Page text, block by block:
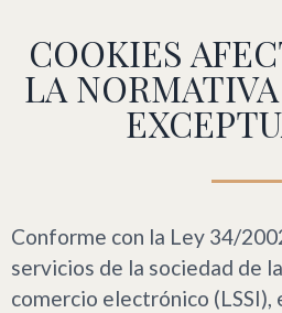
COOKIES
LA
Conforme con la Ley 34/
servicios de la sociedad de
comercio electrónico (LSSI),